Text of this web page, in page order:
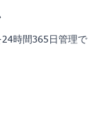
時間365日管理で